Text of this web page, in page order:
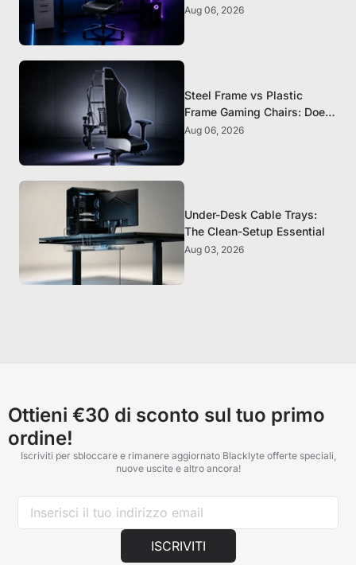
Aug 06, 2026
Steel Frame vs Plastic
Frame Gaming Chairs: Does
It Matter?
Aug 06, 2026
Under-Desk Cable Trays:
The Clean-Setup Essential
Aug 03, 2026
Ottieni €30 di sconto sul tuo primo
ordine!
Iscriviti per sbloccare e rimanere aggiornato Blacklyte offerte speciali,
nuove uscite e altro ancora!
ISCRIVITI